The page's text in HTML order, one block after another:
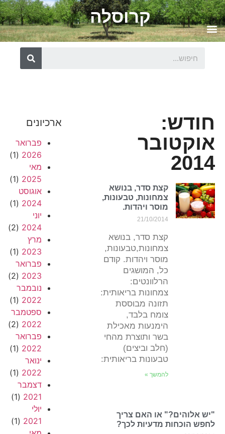
קרוסלה
חודש:
אוקטובר
2014
קצת סדר, בנושא
צמחונות, טבעונות,
מוסר ויהדות.
21/10/2014
קצת סדר, בנושא
צמחונות,טבעונות,
מוסר ויהדות. קודם
כל, המושגים
הרלוונטים:
צמחונות בריאותית:
תזונה מבוססת
צומח בלבד,
הימנעות מאכילת
בשר ותוצרת מהחי
(חלב וביצים)
טבעונות בריאותית:
להמשך »
"יש אלוהים?" או האם צריך
לחפש הוכחות מדעיות לכך?
ארכיונים
פברואר
2026
(1)
מאי
2025
(1)
אוגוסט
2024
(1)
יוני
2024
(2)
מרץ
2023
(1)
פברואר
2023
(2)
נובמבר
2022
(1)
ספטמבר
2022
(2)
פברואר
2022
(1)
ינואר
2022
(1)
דצמבר
2021
(1)
יולי
2021
(1)